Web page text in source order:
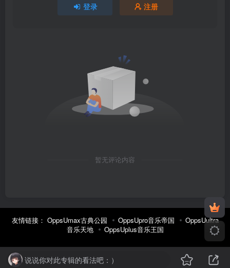
登录 注册
暂无评论内容
友情链接： OppsUmax古典公园 OppsUpro音乐帝国
OppsUultra
音乐天地
OppsUplus音乐王国
说说你对此专辑的看法吧：）